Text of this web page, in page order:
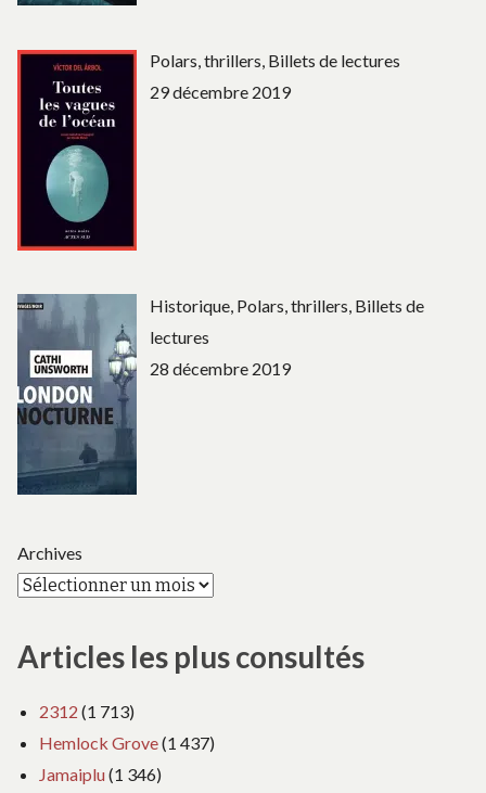
Polars, thrillers, Billets de lectures
29 décembre 2019
Historique, Polars, thrillers, Billets de
lectures
28 décembre 2019
Archives
Articles les plus consultés
2312 (1 713)
Hemlock Grove(1 437)
Jamaiplu(1 346)